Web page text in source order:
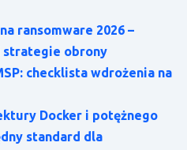
ransomware 2026 –
strategie obrony
checklista wdrożenia na
Docker i potężnego
standard dla